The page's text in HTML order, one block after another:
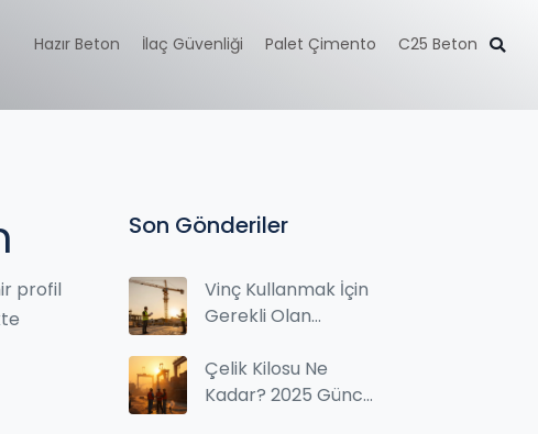
Hazır Beton İlaç Güvenliği Palet Çimento C25 Beton
profil
Son Gönderiler
Vinç Kullanmak İçin
Gerekli Olan
Süreci
Çelik Kilosu Ne
Kadar? 2025 Güncel